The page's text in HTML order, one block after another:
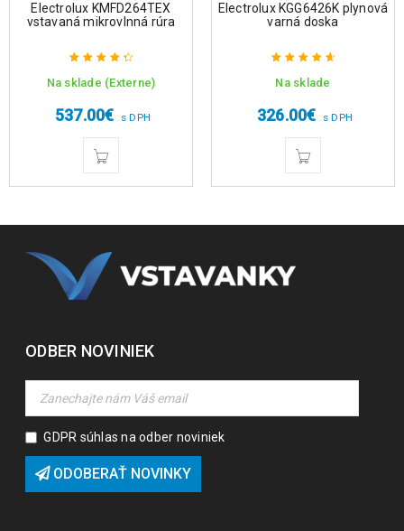
Electrolux KMFD264TEX
vstavaná mikrovlnná rúra
Hodnotenie
Na sklade (Externe)
537.00€ s DPH
Electrolux KGG6426K plynová
varná doska
Hodnotenie
Na sklade
326.00€ s DPH
ODBER NOVINIEK
GDPR súhlas na odber noviniek
ODOBERAŤ NOVINKY